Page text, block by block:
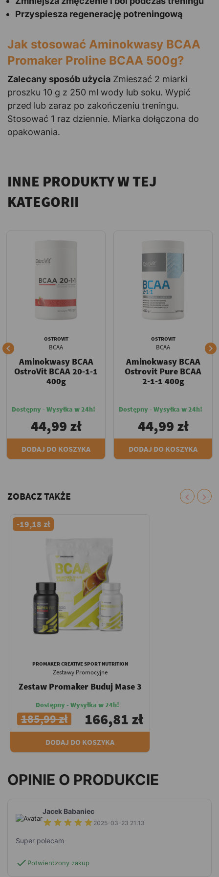
Przyspiesza regenerację potreningową
Jak stosować Aminokwasy BCAA
Promaker Proline BCAA 500g?
Zalecany sposób użycia Zmieszać 2 miarki
proszku 10 g z 250 ml wody lub soku. Wypić
przed lub zaraz po zakończeniu treningu.
Stosować 1 raz dziennie. Miarka dołączona do
opakowania.
INNE PRODUKTY W TEJ
KATEGORII

OSTROVIT
BCAA
Aminokwasy BCAA
OstroVit BCAA 20-1-1
400g
Dostępny - Wysyłka w 24h!
44,99 zł
DODAJ DO KOSZYKA
OSTROVIT
BCAA
Aminokwasy BCAA
Ostrovit Pure BCAA
2-1-1 400g
Dostępny - Wysyłka w 24h!
44,99 zł
DODAJ DO KOSZYKA

ZOBACZ TAKŻE chevron_right
chevron_left
-19,18 zł
PROMAKER CREATIVE SPORT NUTRITION
Zestawy Promocyjne
Zestaw Promaker Buduj Mase 3
Dostępny - Wysyłka w 24h!
185,99 zł 166,81 zł
DODAJ DO KOSZYKA
OPINIE O PRODUKCIE
Jacek Babaniec
2025-03-23 21:13
Super polecam
check Potwierdzony zakup